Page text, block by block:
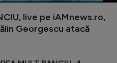
live pe iAMnews.ro,
Georgescu atacă